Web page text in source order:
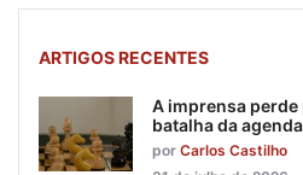
ARTIGOS RECENTES
A imprensa
batalha da
por Carlos Castilho